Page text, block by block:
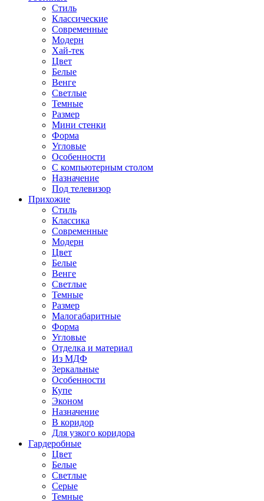
Стиль
Классические
Современные
Модерн
Хай-тек
Цвет
Белые
Венге
Светлые
Темные
Размер
Мини стенки
Форма
Угловые
Особенности
С компьютерным столом
Назначение
Под телевизор
Прихожие
Стиль
Классика
Современные
Модерн
Цвет
Белые
Венге
Светлые
Темные
Размер
Малогабаритные
Форма
Угловые
Отделка и материал
Из МДФ
Зеркальные
Особенности
Купе
Эконом
Назначение
В коридор
Для узкого коридора
Гардеробные
Цвет
Белые
Светлые
Серые
Темные